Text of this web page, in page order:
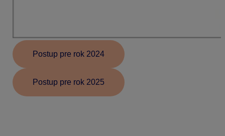
Postup pre rok 2024
Postup pre rok 2025